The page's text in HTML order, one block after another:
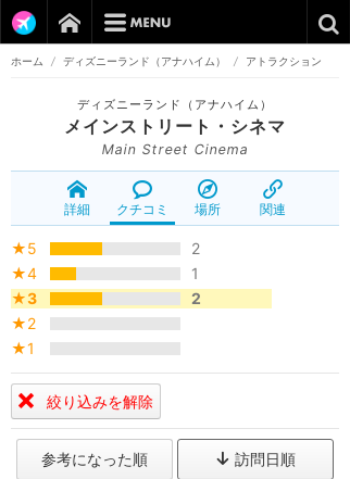
ホーム / ディズニーランド（アナハイム） / アトラクション
ディズニーランド（アナハイム）
メインストリート・シネマ
Main Street Cinema
詳細 クチコミ 場所 関連
★5
2
★4
1
★3
2
★2
★1
絞り込みを解除
参考になった順 訪問日順